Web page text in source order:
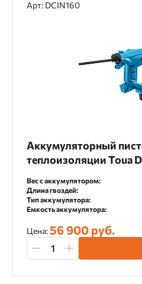
Арт: DCIN160
Аккумуляторный
теплоизоляции Toua
Вес с аккумулятором:
Длина гвоздей:
Тип аккумулятора:
Емкость аккумулятора:
Цена:56 900 руб.